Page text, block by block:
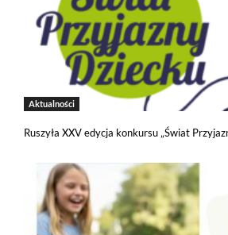
Aktualności
Ruszyła XXV edycja konkursu „Świat